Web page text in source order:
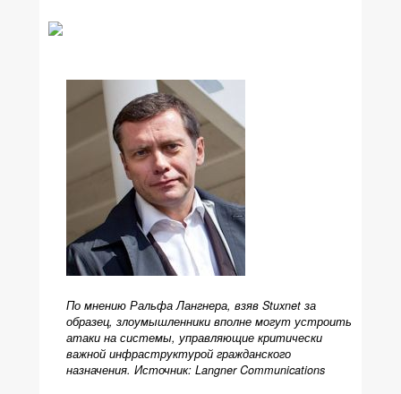
По мнению Ральфа Лангнера, взяв Stuxnet за
образец, злоумышленники вполне могут устроить
атаки на системы, управляющие критически
важной инфраструктурой гражданского
назначения. Источник: Langner Communications